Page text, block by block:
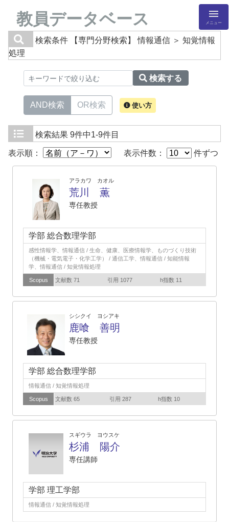
教員データベース メニュー
検索条件
【専門分野検索】 情報通信 ＞ 知覚情報
処理
検索する
AND検索 OR検索 使い方
検索結果 9件中1-9件目
表示順： 表示件数： 件ずつ
アラカワ カオル
荒川 薫
専任教授
学部 総合数理学部
感性情報学、情報通信 / 生命、健康、医療情報学、ものづくり技術
（機械・電気電子・化学工学） / 通信工学、情報通信 / 知能情報
学、情報通信 / 知覚情報処理
Scopus 文献数 71 引用 1077 h指数 11
シシクイ ヨシアキ
鹿喰 善明
専任教授
学部 総合数理学部
情報通信 / 知覚情報処理
Scopus 文献数 65 引用 287 h指数 10
スギウラ ヨウスケ
杉浦 陽介
専任講師
学部 理工学部
情報通信 / 知覚情報処理